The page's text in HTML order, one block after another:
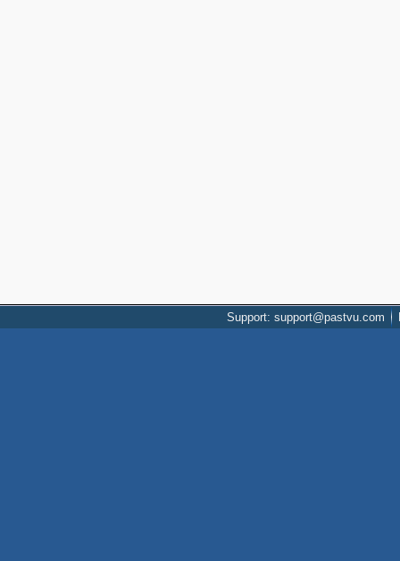
Support: support@pastvu.com